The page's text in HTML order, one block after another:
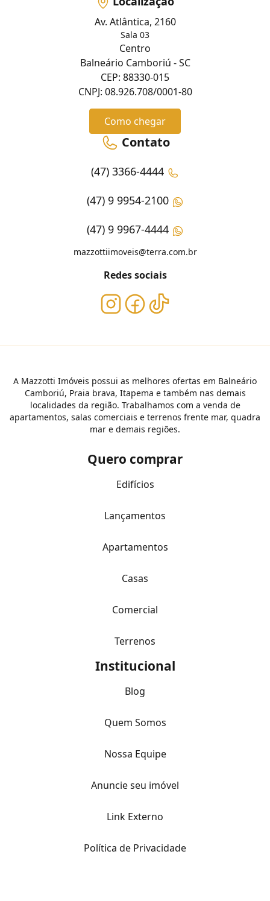
Av. Atlântica, 2160
Sala 03
Centro
Balneário Camboriú - SC
CEP: 88330-015
CNPJ: 08.926.708/0001-80
Como chegar
Contato
(47) 3366-4444
(47) 9 9954-2100
(47) 9 9967-4444
mazzottiimoveis@terra.com.br
Redes sociais
A Mazzotti Imóveis possui as melhores ofertas em Balneário
Camboriú, Praia brava, Itapema e também nas demais
localidades da região. Trabalhamos com a venda de
apartamentos, salas comerciais e terrenos frente mar, quadra
mar e demais regiões.
Quero comprar
Edifícios
Lançamentos
Apartamentos
Casas
Comercial
Terrenos
Institucional
Blog
Quem Somos
Nossa Equipe
Anuncie seu imóvel
Link Externo
Política de Privacidade